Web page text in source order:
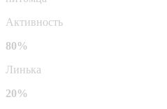
Активность
80%
Линька
20%